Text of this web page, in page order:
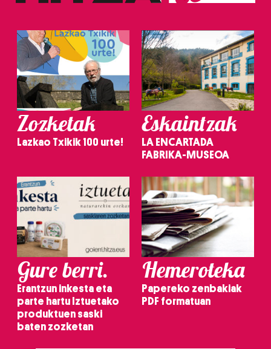
Zozketak
Lazkao Txikik 100 urte!
Eskaintzak
LA ENCARTADA
FABRIKA-MUSEOA
Gure berri.
Erantzun inkesta eta
parte hartu Iztuetako
produktuen saski
baten zozketan
Hemeroteka
Papereko zenbakiak
PDF formatuan